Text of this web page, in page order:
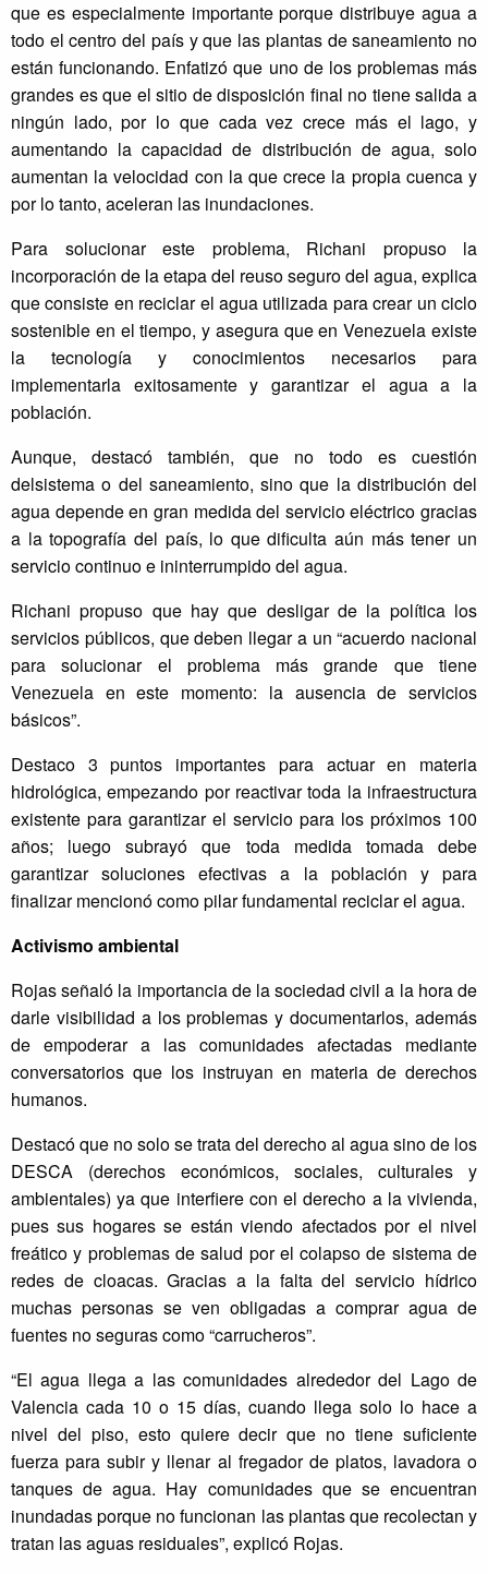
que es especialmente importante porque distribuye agua a
todo el centro del país y que las plantas de saneamiento no
están funcionando. Enfatizó que uno de los problemas más
grandes es que el sitio de disposición final no tiene salida a
ningún lado, por lo que cada vez crece más el lago, y
aumentando la capacidad de distribución de agua, solo
aumentan la velocidad con la que crece la propia cuenca y
por lo tanto, aceleran las inundaciones.
Para solucionar este problema, Richani propuso la
incorporación de la etapa del reuso seguro del agua, explica
que consiste en reciclar el agua utilizada para crear un ciclo
sostenible en el tiempo, y asegura que en Venezuela existe
la tecnología y conocimientos necesarios para
implementarla exitosamente y garantizar el agua a la
población.
Aunque, destacó también, que no todo es cuestión
delsistema o del saneamiento, sino que la distribución del
agua depende en gran medida del servicio eléctrico gracias
a la topografía del país, lo que dificulta aún más tener un
servicio continuo e ininterrumpido del agua.
Richani propuso que hay que desligar de la política los
servicios públicos, que deben llegar a un “acuerdo nacional
para solucionar el problema más grande que tiene
Venezuela en este momento: la ausencia de servicios
básicos”.
Destaco 3 puntos importantes para actuar en materia
hidrológica, empezando por reactivar toda la infraestructura
existente para garantizar el servicio para los próximos 100
años; luego subrayó que toda medida tomada debe
garantizar soluciones efectivas a la población y para
finalizar mencionó como pilar fundamental reciclar el agua.
Activismo ambiental
Rojas señaló la importancia de la sociedad civil a la hora de
darle visibilidad a los problemas y documentarlos, además
de empoderar a las comunidades afectadas mediante
conversatorios que los instruyan en materia de derechos
humanos.
Destacó que no solo se trata del derecho al agua sino de los
DESCA (derechos económicos, sociales, culturales y
ambientales) ya que interfiere con el derecho a la vivienda,
pues sus hogares se están viendo afectados por el nivel
freático y problemas de salud por el colapso de sistema de
redes de cloacas. Gracias a la falta del servicio hídrico
muchas personas se ven obligadas a comprar agua de
fuentes no seguras como “carrucheros”.
“El agua llega a las comunidades alrededor del Lago de
Valencia cada 10 o 15 días, cuando llega solo lo hace a
nivel del piso, esto quiere decir que no tiene suficiente
fuerza para subir y llenar al fregador de platos, lavadora o
tanques de agua. Hay comunidades que se encuentran
inundadas porque no funcionan las plantas que recolectan y
tratan las aguas residuales”, explicó Rojas.